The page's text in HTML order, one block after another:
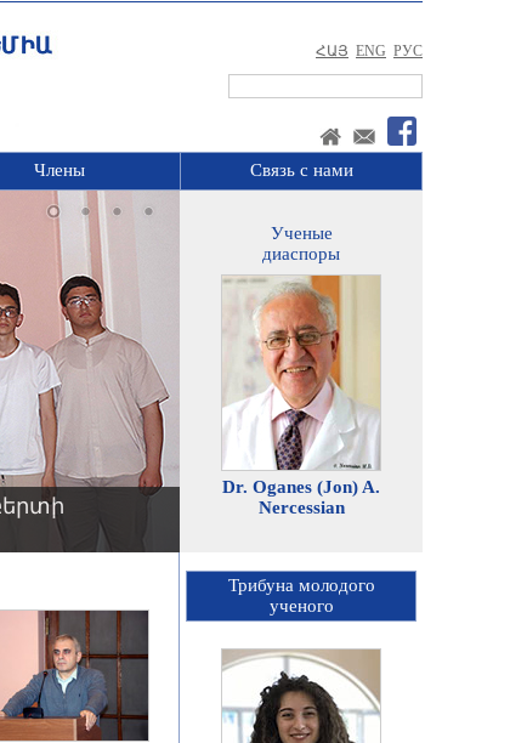
ՀԱՅ ENG РУС
Члены Связь с нами
Ученые
диаспоры
Dr. Oganes (Jon) A.
Nercessian
Трибуна молодого
ученого